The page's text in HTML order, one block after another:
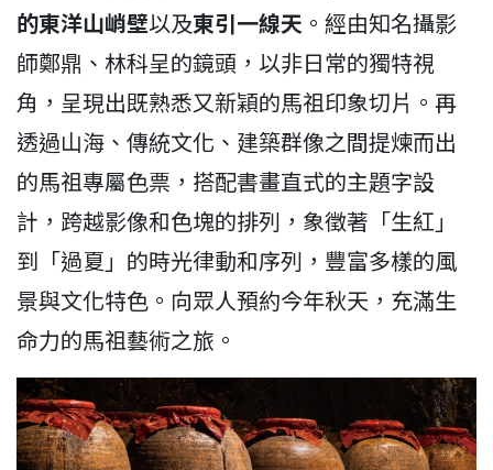
的東洋山峭壁以及東引一線天 。經由知名攝影
師鄭鼎、林科呈的鏡頭，以非日常的獨特視
角，呈現出既熟悉又新穎的馬祖印象切片。再
透過山海、傳統文化、建築群像之間提煉而出
的馬祖專屬色票，搭配書畫直式的主題字設
計，跨越影像和色塊的排列，象徵著「生紅」
到「過夏」的時光律動和序列，豐富多樣的風
景與文化特色。向眾人預約今年秋天，充滿生
命力的馬祖藝術之旅。